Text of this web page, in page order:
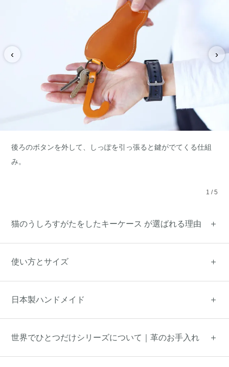
‹ ›
後ろのボタンを外して、しっぽを引っ張ると鍵がでてくる仕組
み。
1 /5
猫のうしろすがたをしたキーケース が選ばれる理由
使い方とサイズ
日本製ハンドメイド
世界でひとつだけシリーズについて｜革のお手入れ